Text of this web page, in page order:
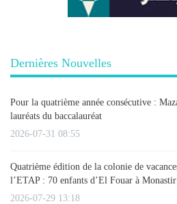
Dernières Nouvelles
Pour la quatrième année consécutive :
lauréats du baccalauréat
2026-07-31 08:55
Quatrième édition de la colonie de
l’ETAP : 70 enfants d’El Fouar à Monastir
2026-07-29 13:18